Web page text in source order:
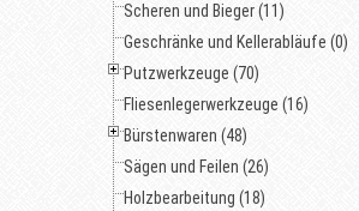
Scheren und Bieger (11)
Geschränke und Kellerabläufe (0)
Putzwerkzeuge (70)
Fliesenlegerwerkzeuge (16)
Bürstenwaren (48)
Sägen und Feilen (26)
Holzbearbeitung (18)